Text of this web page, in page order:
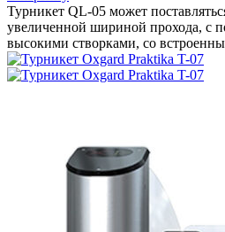
Турникет QL-05 может
увеличенной шириной прохода, с
высокими створками, со